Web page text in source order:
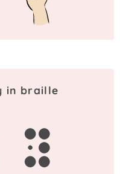
in braille
y